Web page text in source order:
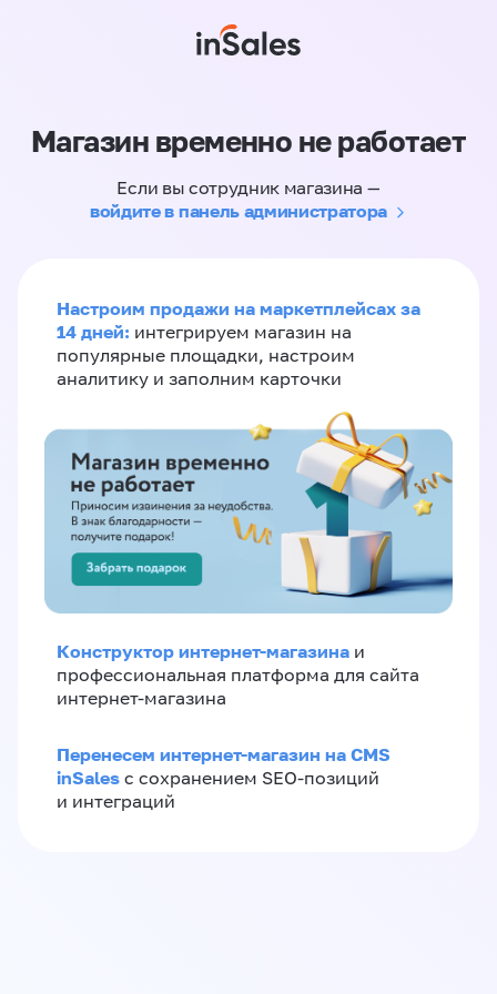
Магазин временно не работает
Если вы сотрудник магазина —
войдите в панель администратора
Настроим продажи на маркетплейсах за
14 дней: интегрируем магазин на
популярные площадки, настроим
аналитику и заполним карточки
Конструктор интернет-магазина и
профессиональная платформа для сайта
интернет-магазина
Перенесем интернет-магазин на CMS
inSales с сохранением SEO-позиций
и интеграций